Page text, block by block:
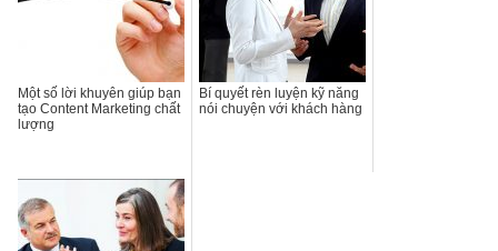
Một số lời khuyên giúp bạn
tạo Content Marketing chất
lượng
Bí quyết rèn luyện kỹ năng
nói chuyện với khách hàng